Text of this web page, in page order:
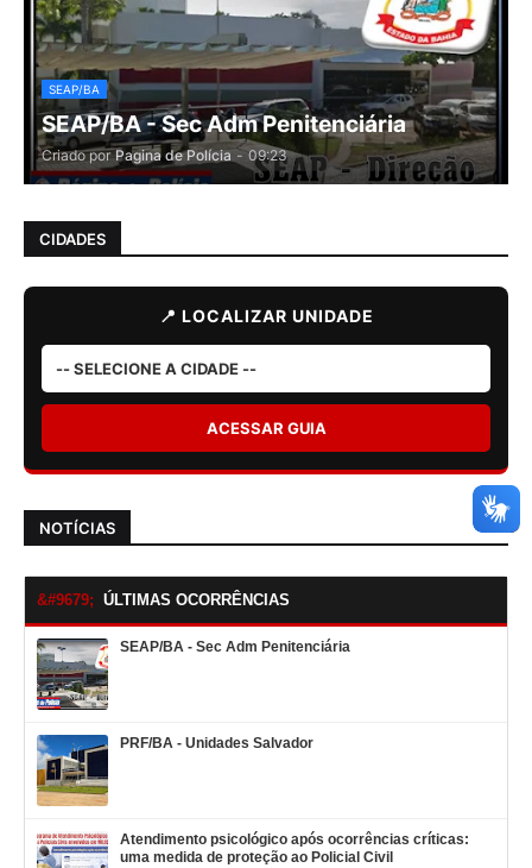
SEAP/BA
SEAP/BA - Sec Adm Penitenciária
Criado por Pagina de Polícia - 09:23
CIDADES
📍 LOCALIZAR UNIDADE
ACESSAR GUIA
NOTÍCIAS
ÚLTIMAS OCORRÊNCIAS
SEAP/BA - Sec Adm Penitenciária
PRF/BA - Unidades Salvador
Atendimento psicológico após ocorrências críticas:
uma medida de proteção ao Policial Civil